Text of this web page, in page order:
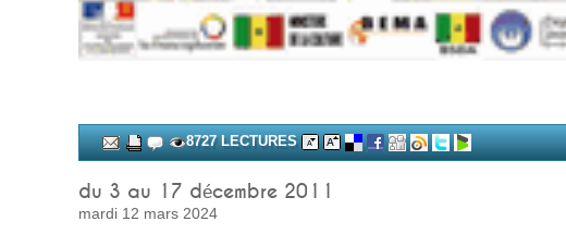
8727 LECTURES
du 3 au 17 décembre 2011
mardi 12 mars 2024